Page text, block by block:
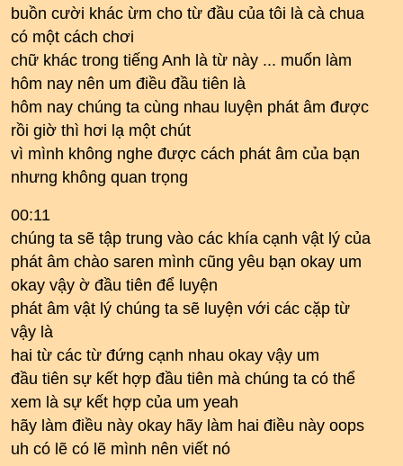
buồn cười khác ừm cho từ đầu của tôi là cà chua
có một cách chơi
chữ khác trong tiếng Anh là từ này ... muốn làm
hôm nay nên um điều đầu tiên là
hôm nay chúng ta cùng nhau luyện phát âm được
rồi giờ thì hơi lạ một chút
vì mình không nghe được cách phát âm của bạn
nhưng không quan trọng
00:11
chúng ta sẽ tập trung vào các khía cạnh vật lý của
phát âm chào saren mình cũng yêu bạn okay um
okay vậy ờ đầu tiên để luyện
phát âm vật lý chúng ta sẽ luyện với các cặp từ
vậy là
hai từ các từ đứng cạnh nhau okay vậy um
đầu tiên sự kết hợp đầu tiên mà chúng ta có thể
xem là sự kết hợp của um yeah
hãy làm điều này okay hãy làm hai điều này oops
uh có lẽ có lẽ mình nên viết nó